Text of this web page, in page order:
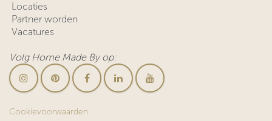
Locaties
Partner worden
Vacatures
Volg Home Made By op:
Cookievoorwaarden